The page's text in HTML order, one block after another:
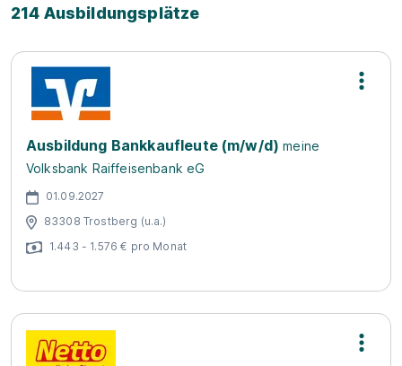
214 Ausbildungsplätze
Ausbildung Bankkaufleute (m/w/d)meine
Volksbank Raiffeisenbank eG
01.09.2027
83308 Trostberg (u.a.)
1.443 - 1.576 € pro Monat